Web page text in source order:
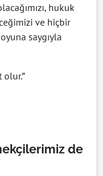
hukuk
ve hiçbir
saygıyla
olur.”
de